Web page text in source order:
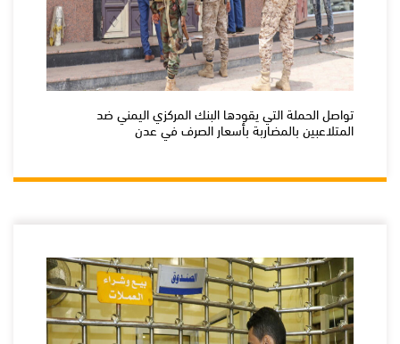
تواصل الحملة التي يقودها البنك المركزي اليمني ضد
المتلاعبين بالمضاربة بأسعار الصرف في عدن